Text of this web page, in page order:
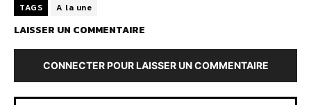
TAGS A la une
LAISSER UN COMMENTAIRE
CONNECTER POUR LAISSER UN COMMENTAIRE